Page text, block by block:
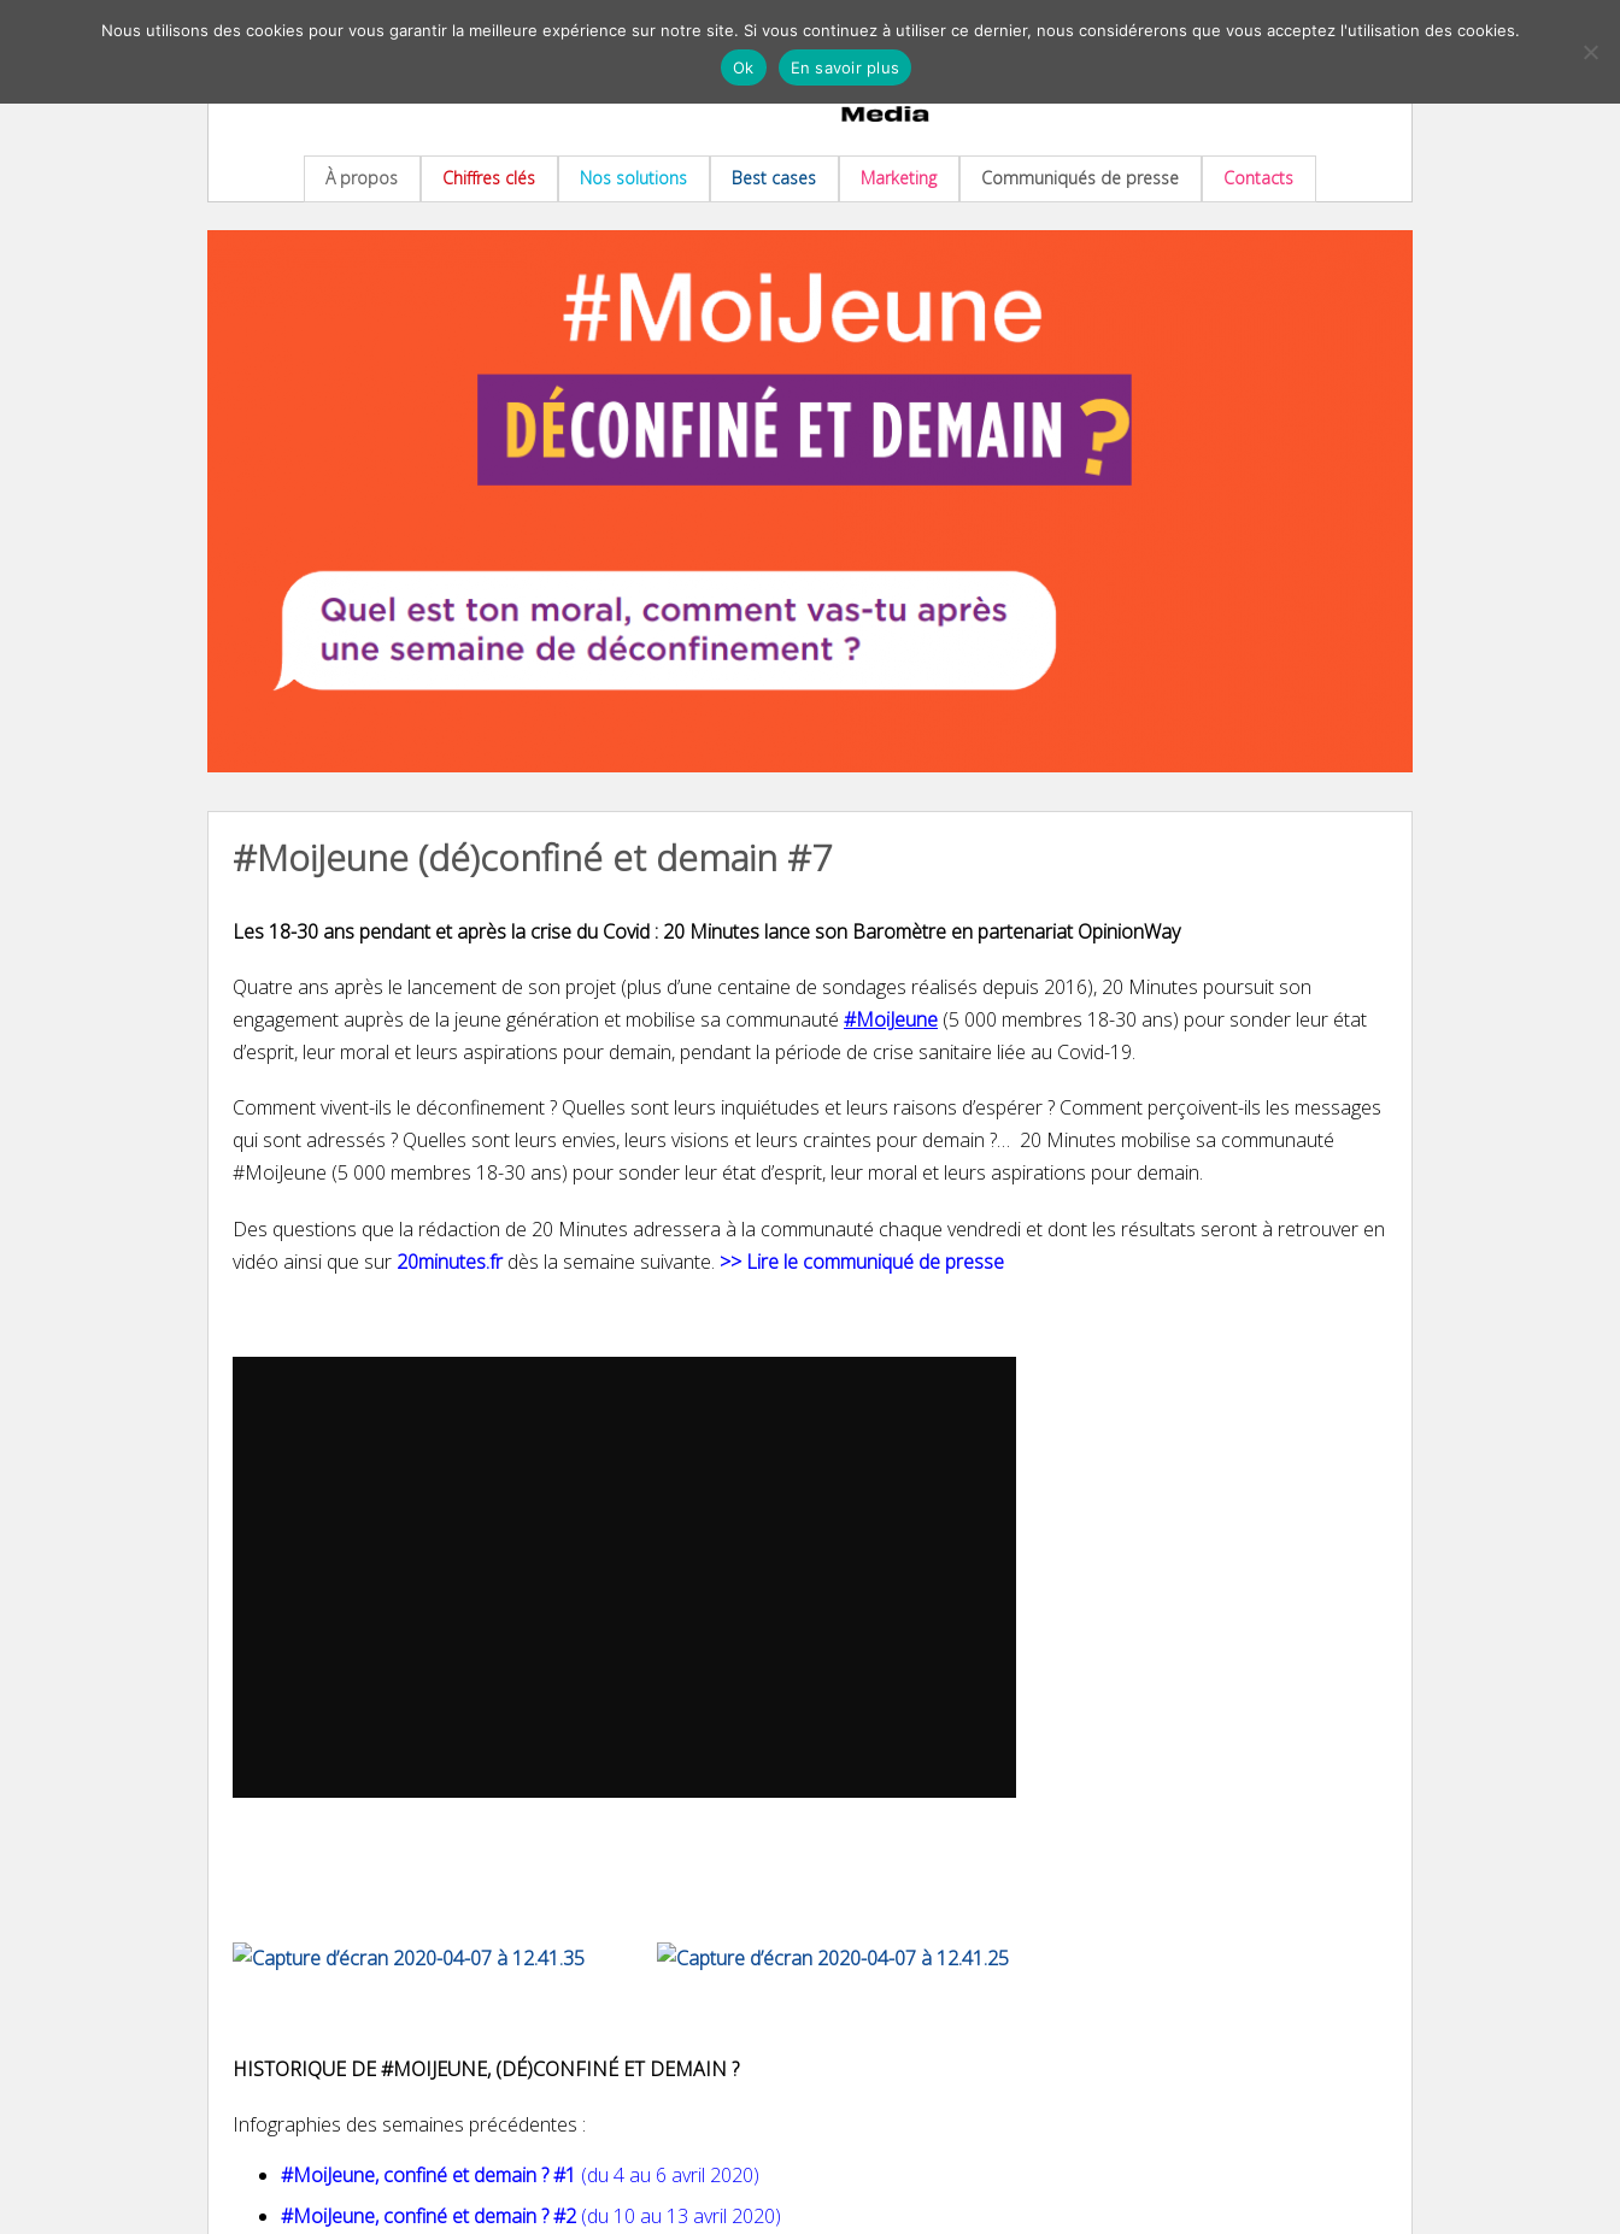
À propos Chiffres clés Nos solutions Best cases Marketing Communiqués de presse Contacts
#MoiJeune (dé)confiné et demain #7
Les 18-30 ans pendant et après la crise du Covid : 20 Minutes lance son Baromètre en partenariat OpinionWay
Quatre ans après le lancement de son projet (plus d’une centaine de sondages réalisés depuis 2016), 20 Minutes poursuit son
engagement auprès de la jeune génération et mobilise sa communauté #MoiJeune (5 000 membres 18-30 ans) pour sonder leur état
d’esprit, leur moral et leurs aspirations pour demain, pendant la période de crise sanitaire liée au Covid-19.
Comment vivent-ils le déconfinement ? Quelles sont leurs inquiétudes et leurs raisons d’espérer ? Comment perçoivent-ils les messages
qui sont adressés ? Quelles sont leurs envies, leurs visions et leurs craintes pour demain ?… 20 Minutes mobilise sa communauté
#MoiJeune (5 000 membres 18-30 ans) pour sonder leur état d’esprit, leur moral et leurs aspirations pour demain.
Des questions que la rédaction de 20 Minutes adressera à la communauté chaque vendredi et dont les résultats seront à retrouver en
vidéo ainsi que sur 20minutes.frdès la semaine suivante. >> Lire le communiqué de presse
HISTORIQUE DE #MOIJEUNE, (DÉ)CONFINÉ ET DEMAIN ?
Infographies des semaines précédentes :
#MoiJeune, confiné et demain ? #1 (du 4 au 6 avril 2020)
#MoiJeune, confiné et demain ? #2 (du 10 au 13 avril 2020)
Nous utilisons des cookies pour vous garantir la meilleure expérience sur notre site. Si vous continuez à utiliser ce dernier, nous considérerons que vous acceptez l'utilisation des cookies.
Ok
En savoir plus